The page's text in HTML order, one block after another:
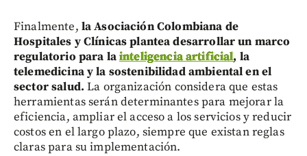
Finalmente, la Asociación Colombiana de
Hospitales y Clínicas plantea desarrollar un marco
regulatorio para lainteligencia artificial, la
telemedicina y la sostenibilidad ambiental en el
sector salud.La organización considera que estas
herramientas serán determinantes para mejorar la
eficiencia, ampliar el acceso a los servicios y reducir
costos en el largo plazo, siempre que existan reglas
claras para su implementación.